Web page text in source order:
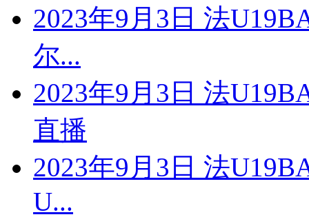
2023年9月3日 法
尔...
2023年9月3日 法
直播
2023年9月3日 法
U...